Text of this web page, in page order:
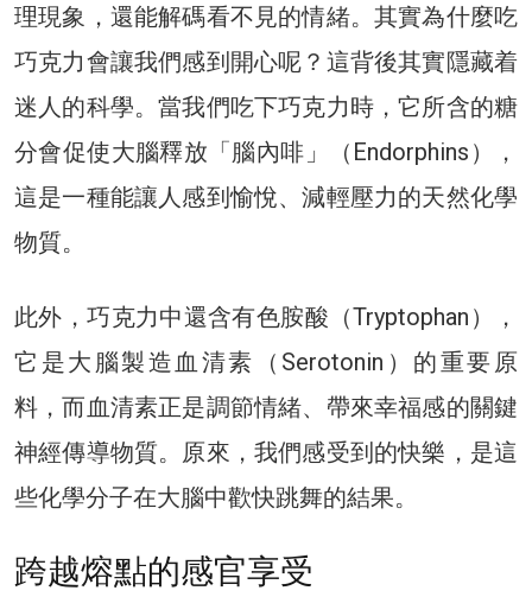
理現象，還能解碼看不見的情緒。其實為什麼吃
巧克力會讓我們感到開心呢？這背後其實隱藏着
迷人的科學。當我們吃下巧克力時，它所含的糖
分會促使大腦釋放「腦內啡」（Endorphins），
這是一種能讓人感到愉悅、減輕壓力的天然化學
物質。
此外，巧克力中還含有色胺酸（Tryptophan），
它是大腦製造血清素（Serotonin）的重要原
料，而血清素正是調節情緒、帶來幸福感的關鍵
神經傳導物質。原來，我們感受到的快樂，是這
些化學分子在大腦中歡快跳舞的結果。
跨越熔點的感官享受